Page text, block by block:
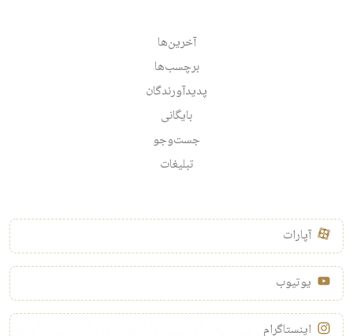
آخرین‌ها
برچسب‌ها
پدیدآورندگان
بایگانی
جست‌وجو
تبلیغات
آپارات
یوتیوب
اینستاگرام